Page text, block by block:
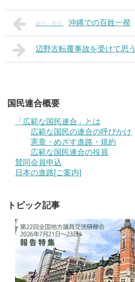
食料・農業 沖縄での百姓一揆
辺野古転覆事故を受けて思う
国民連合概要
「広範な国民連合」とは
広範な国民の連合の呼びかけ
憲章・めざす進路・規約
広範な国民連合の役員
賛同会員申込
日本の進路[ご案内]
トピック記事